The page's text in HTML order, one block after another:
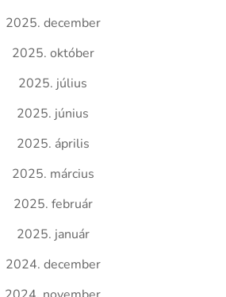
2025. december
2025. október
2025. július
2025. június
2025. április
2025. március
2025. február
2025. január
2024. december